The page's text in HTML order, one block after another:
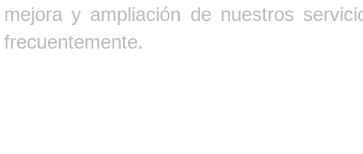
mejora y ampliación de nuestros
frecuentemente.